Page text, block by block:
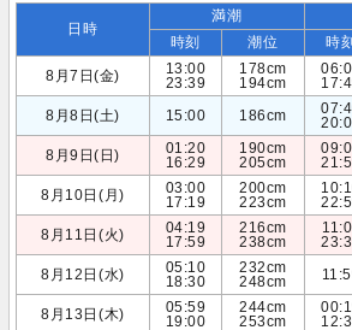
日時
満潮
時刻 潮位 時
8月7日(金)
13:00
23:39
178cm
194cm
8月8日(土) 15:00 186cm
8月9日(日)
01:20
16:29
190cm
205cm
8月10日(月)
03:00
17:19
200cm
223cm
8月11日(火)
04:19
17:59
216cm
238cm
8月12日(水)
05:10
18:30
232cm
248cm
8月13日(木)
05:59
19:00
244cm
253cm